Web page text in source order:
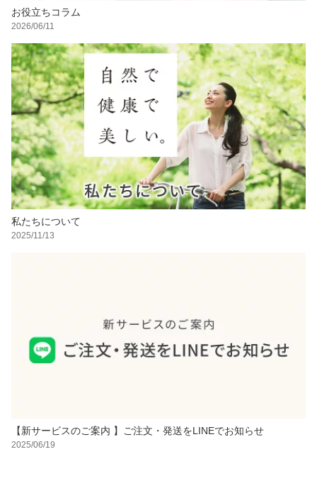
お役立ちコラム
2026/06/11
私たちについて
2025/11/13
【新サービスのご案内 】ご注文・発送をLINEでお知らせ
2025/06/19